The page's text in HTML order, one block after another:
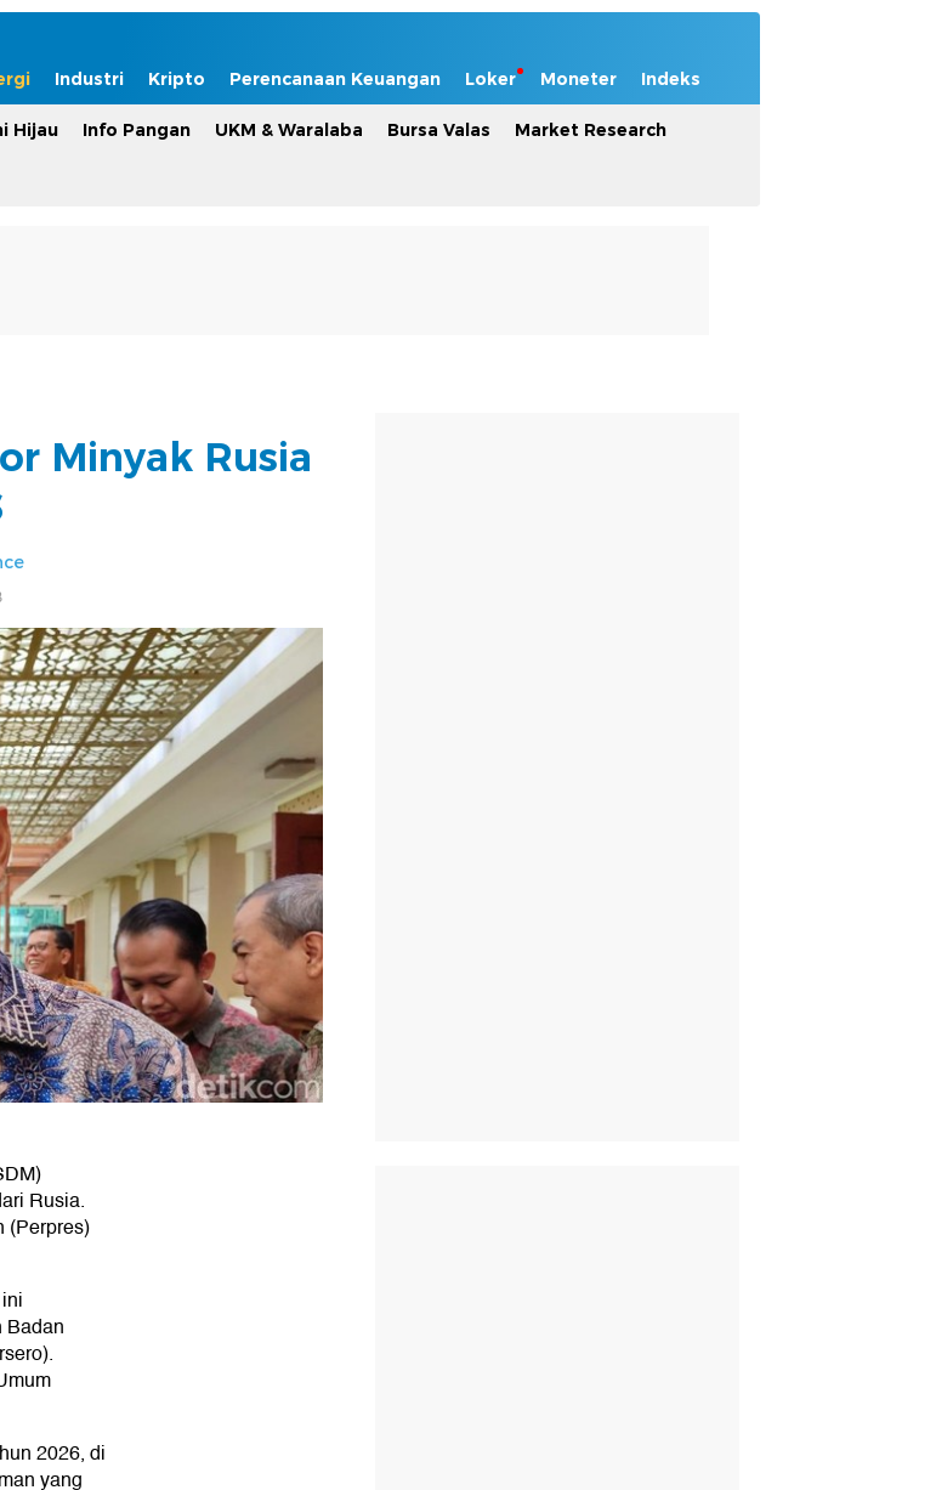
Industri Kripto Perencanaan Keuangan Loker Moneter Indeks
Hijau Info Pangan UKM & Waralaba Bursa Valas Market Research
Minyak Rusia
Rusia.
(Perpres)
Badan
2026, di
yang